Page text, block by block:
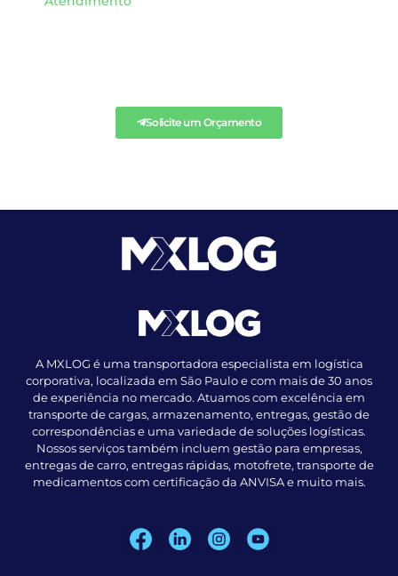
Solicite um Orçamento
A MXLOG é uma transportadora especialista em logística
corporativa, localizada em São Paulo e com mais de 30 anos
de experiência no mercado. Atuamos com excelência em
transporte de cargas, armazenamento, entregas, gestão de
correspondências e uma variedade de soluções logísticas.
Nossos serviços também incluem gestão para empresas,
entregas de carro, entregas rápidas, motofrete, transporte de
medicamentos com certificação da ANVISA e muito mais.